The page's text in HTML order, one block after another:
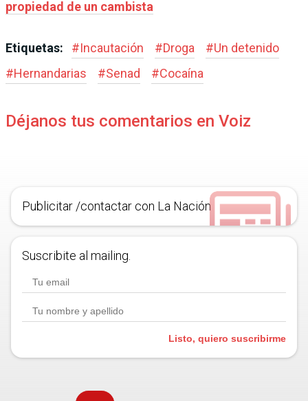
propiedad de un cambista
Etiquetas: #Incautación #Droga #Un detenido
#Hernandarias #Senad #Cocaína
Déjanos tus comentarios en Voiz
Publicitar /contactar con La Nación
Suscribite al mailing.
Listo, quiero suscribirme